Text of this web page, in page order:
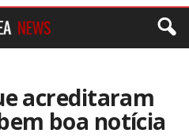
acreditaram
boa notícia